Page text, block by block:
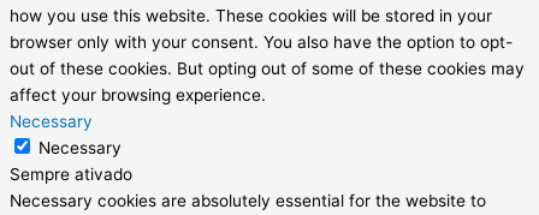
how you use this website. These cookies will be stored in your
browser only with your consent. You also have the option to opt-
out of these cookies. But opting out of some of these cookies may
affect your browsing experience.
Necessary
Necessary
Sempre ativado
Necessary cookies are absolutely essential for the website to